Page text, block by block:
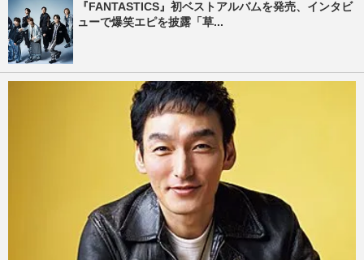
『FANTASTICS』初ベストアルバムを発売、インタビ
ューで爆笑エピを披露「草...